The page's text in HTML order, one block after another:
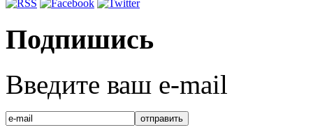
Подпишись
Введите ваш e-mail